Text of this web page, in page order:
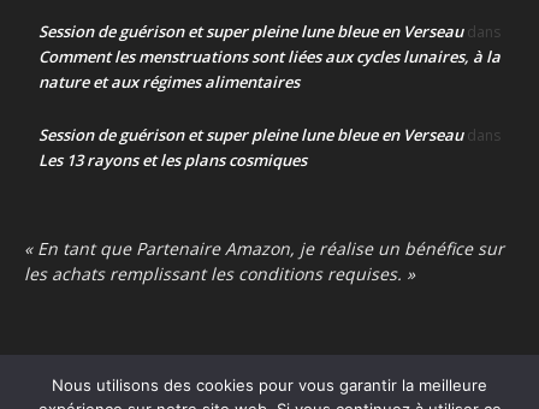
Session de guérison et super pleine lune bleue en Verseaudans
Comment les menstruations sont liées aux cycles lunaires, à la
nature et aux régimes alimentaires
Session de guérison et super pleine lune bleue en Verseaudans
Les 13 rayons et les plans cosmiques
« En tant que Partenaire Amazon, je réalise un bénéfice sur
les achats remplissant les conditions requises. »
Nous utilisons des cookies pour vous garantir la meilleure